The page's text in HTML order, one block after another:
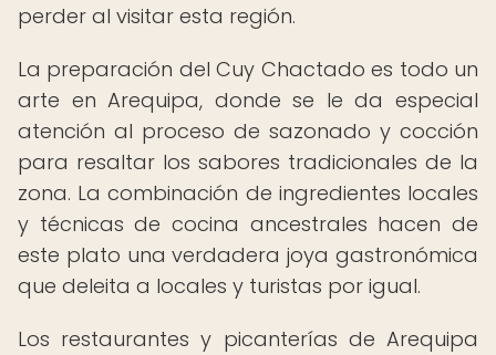
perder al visitar esta región.
La preparación del Cuy Chactado es todo un
arte en Arequipa, donde se le da especial
atención al proceso de sazonado y cocción
para resaltar los sabores tradicionales de la
zona. La combinación de ingredientes locales
y técnicas de cocina ancestrales hacen de
este plato una verdadera joya gastronómica
que deleita a locales y turistas por igual.
Los restaurantes y picanterías de Arequipa